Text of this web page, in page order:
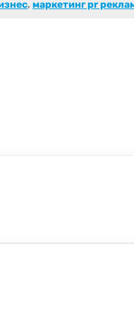
, маркетинг pr